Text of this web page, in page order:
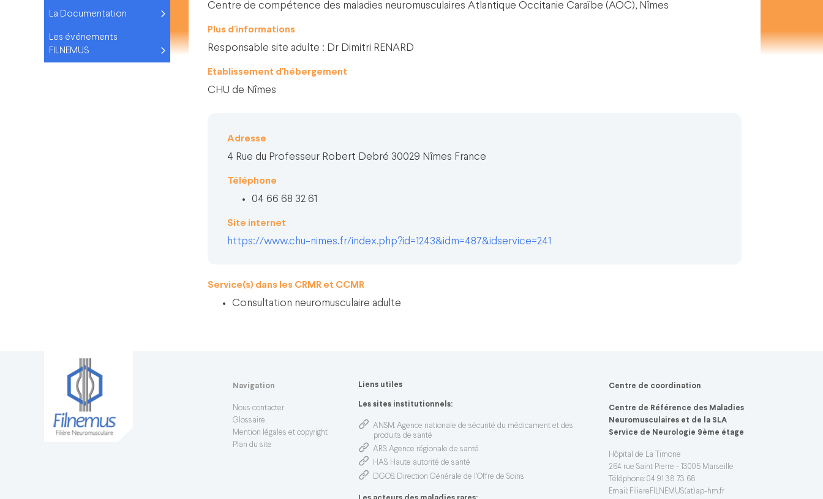
La Documentation
Les événements
FILNEMUS
Centre de compétence des maladies neuromusculaires Atlantique Occitanie Caraïbe (AOC), Nîmes
Plus d'informations
Responsable site adulte : Dr Dimitri RENARD
Etablissement d'hébergement
CHU de Nîmes
Adresse
4 Rue du Professeur Robert Debré 30029 Nîmes France
Téléphone
04 66 68 32 61
Site internet
https://www.chu-nimes.fr/index.php?id=1243&idm=487&idservice=241
Service(s) dans les CRMR et CCMR
Consultation neuromusculaire adulte
Navigation
Nous contacter
Glossaire
Mention légales et copyright
Plan du site
Liens utiles
Les sites institutionnels:
ANSM: Agence nationale de sécurité du médicament et des
produits de santé
ARS: Agence régionale de santé
HAS: Haute autorité de santé
DGOS: Direction Générale de l’Offre de Soins
Centre de coordination
Centre de Référence des Maladies
Neuromusculaires et de la SLA
Service de Neurologie 9ème étage
Hôpital de La Timone
264 rue Saint Pierre - 13005 Marseille
Téléphone: 04 91 38 73 68
Email: FiliereFILNEMUS(at)ap-hm.fr